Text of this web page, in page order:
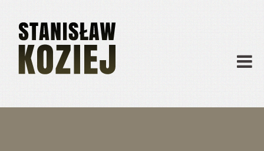
Publikacje
Działalność
Materiały dydaktyczne